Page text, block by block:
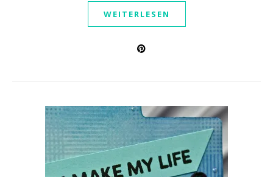
WEITERLESEN